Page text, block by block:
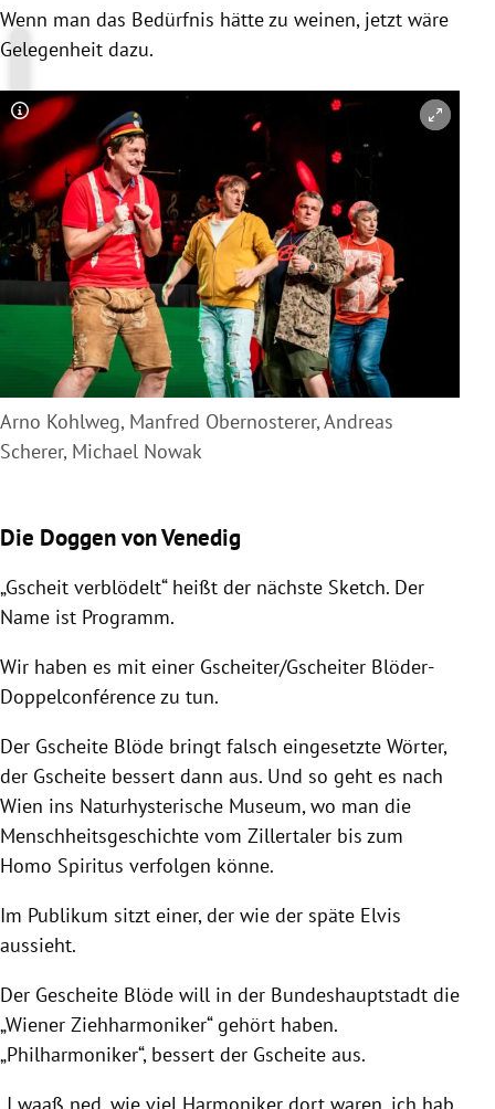
Wenn man das Bedürfnis hätte zu weinen, jetzt wäre
Gelegenheit dazu.
Copyright-Hinweis öffnen/schließen
Arno Kohlweg, Manfred Obernosterer, Andreas
Scherer, Michael Nowak
Die Doggen von Venedig
„Gscheit verblödelt“ heißt der nächste Sketch. Der
Name ist Programm.
Wir haben es mit einer Gscheiter/Gscheiter Blöder-
Doppelconférence zu tun.
Der Gscheite Blöde bringt falsch eingesetzte Wörter,
der Gscheite bessert dann aus. Und so geht es nach
Wien ins Naturhysterische Museum, wo man die
Menschheitsgeschichte vom Zillertaler bis zum
Homo Spiritus verfolgen könne.
Im Publikum sitzt einer, der wie der späte Elvis
aussieht.
Der Gescheite Blöde will in der Bundeshauptstadt die
„Wiener Ziehharmoniker“ gehört haben.
„Philharmoniker“, bessert der Gscheite aus.
„I waaß ned, wie viel Harmoniker dort waren, ich hab